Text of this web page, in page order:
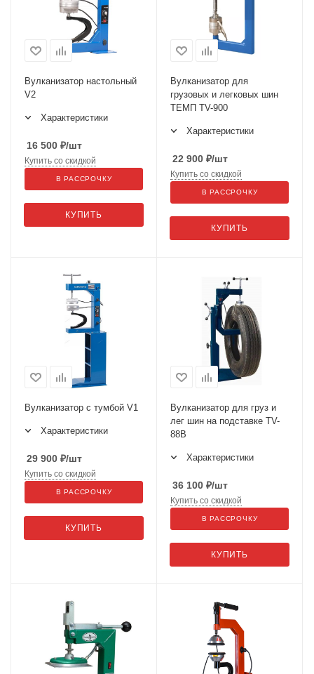
Вулканизатор настольный
V2
Характеристики
16 500 ₽/шт
КУПИТЬ
Купить со скидкой
В РАССРОЧКУ
Вулканизатор для
грузовых и легковых шин
ТЕМП TV-900
Характеристики
22 900 ₽/шт
КУПИТЬ
Купить со скидкой
В РАССРОЧКУ
Вулканизатор с тумбой V1
Характеристики
29 900 ₽/шт
КУПИТЬ
Купить со скидкой
В РАССРОЧКУ
Вулканизатор для груз и
лег шин на подставке TV-
88B
Характеристики
36 100 ₽/шт
КУПИТЬ
Купить со скидкой
В РАССРОЧКУ